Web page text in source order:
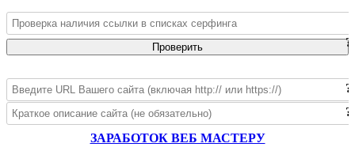
Проверить ?
?
?
ЗАРАБОТОК ВЕБ МАСТЕРУ